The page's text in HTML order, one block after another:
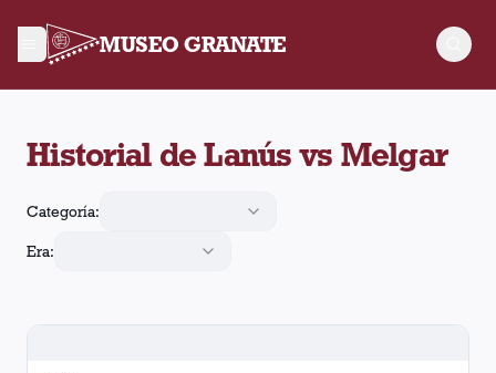
MUSEO GRANATE
Historial de Lanús vs Melgar
Categoría:
Era: